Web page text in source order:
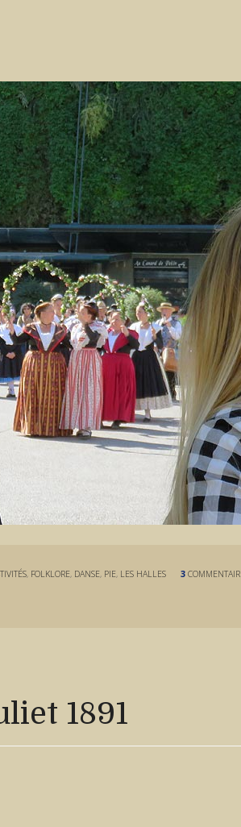
, FOLKLORE, DANSE, PIE, LES HALLES 3
1891